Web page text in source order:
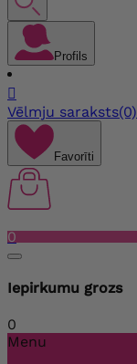
Profils

Vēlmju saraksts(0)
Favorīti
0
Iepirkumu grozs
0
Menu